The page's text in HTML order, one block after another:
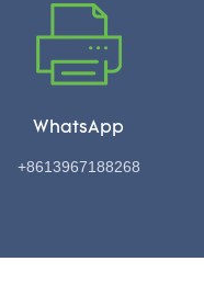
WhatsApp
+8613967188268